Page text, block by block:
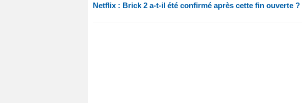
Netflix : Brick 2 a-t-il été confirmé après cette fin ouverte ?